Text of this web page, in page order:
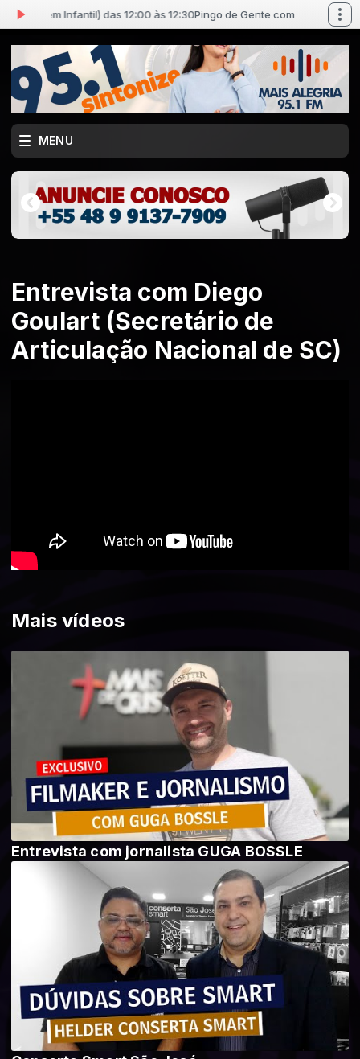
Infantil) das 12:00 às 12:30Pingo de Gente com Jókinha
MENU
Entrevista com Diego
Goulart (Secretário de
Articulação Nacional de SC)
Mais vídeos
Entrevista com jornalista GUGA BOSSLE